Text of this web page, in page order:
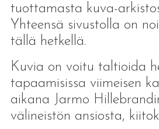
tuottamasta kuva-
Yhteensä sivustolla on
tällä hetkellä.
Kuvia on voitu taltioida
tapaamisissa viimeisen
aikana Jarmo
välineistön ansiosta,